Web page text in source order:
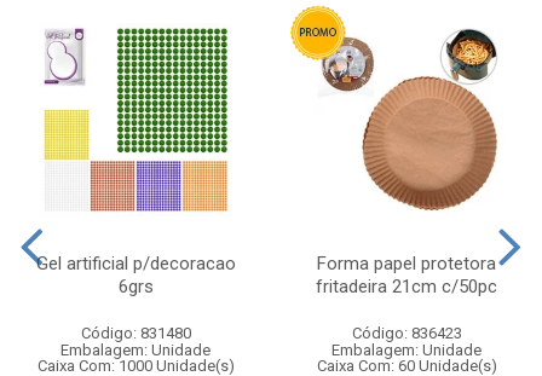
Gel artificial p/decoracao
6grs
Código: 831480
Embalagem: Unidade
Caixa Com: 1000 Unidade(s)
Forma papel protetora
fritadeira 21cm c/50pc
Código: 836423
Embalagem: Unidade
Caixa Com: 60 Unidade(s)